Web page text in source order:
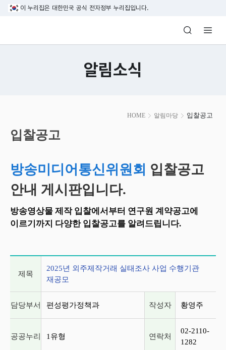
본문 바로가기
이 누리집은 대한민국 공식 전자정부 누리집입니다.
방송미디어통신위원회 Korea Media
알림소식
HOME 알림마당 입찰공고
시
작
입찰공고
방송미디어통신위원회 입찰공고
안내 게시판입니다.
방송영상물 제작 입찰에서부터 연구원 계약공고에
이르기까지 다양한 입찰공고를 알려드립니다.
제목
2025년 외주제작거래 실태조사 사업 수행기관
재공모
담당부서 편성평가정책과 작성자 황영주
공공누리 1유형 연락처
02-2110-
1282